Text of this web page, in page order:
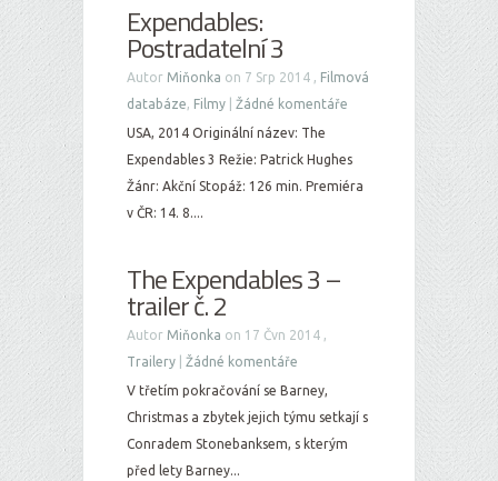
Expendables:
Postradatelní 3
Autor Miňonka on 7 Srp 2014 , Filmová
databáze, Filmy
Žádné komentáře
USA, 2014 Originální název: The
Expendables 3 Režie: Patrick Hughes
Žánr: Akční Stopáž: 126 min. Premiéra
v ČR: 14. 8....
The Expendables 3 –
trailer č. 2
Autor Miňonka on 17 Čvn 2014 ,
Trailery
Žádné komentáře
V třetím pokračování se Barney,
Christmas a zbytek jejich týmu setkají s
Conradem Stonebanksem, s kterým
před lety Barney...